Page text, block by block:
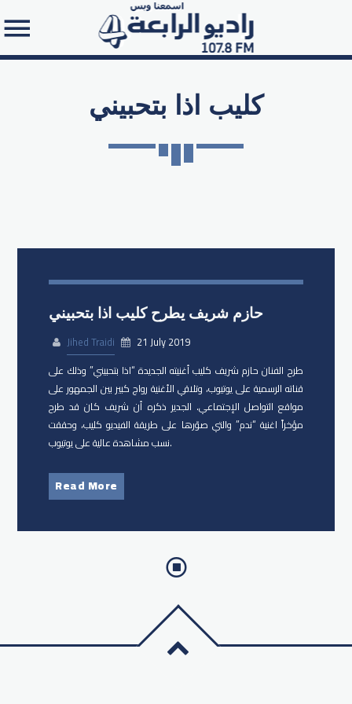
كليب اذا بتحبيني
حازم شريف يطرح كليب اذا بتحبيني
Jihed Traidi
21 July 2019
طرح الفنان حازم شريف كليب أغنيته الجديدة “​اذا بتحبيني​” وذلك على
قناته الرسمية على يوتيوب، وتلاقي الأغنية رواج كبير بين الجمهور على
مواقع التواصل الإجتماعي. الجدير ذكره أن شريف كان قد طرح
مؤخراً اغنية “ندم” والتي صوّرها على طريقة الفيديو كليب، وحققت
نسب مشاهدة عالية على يوتيوب.
Read More